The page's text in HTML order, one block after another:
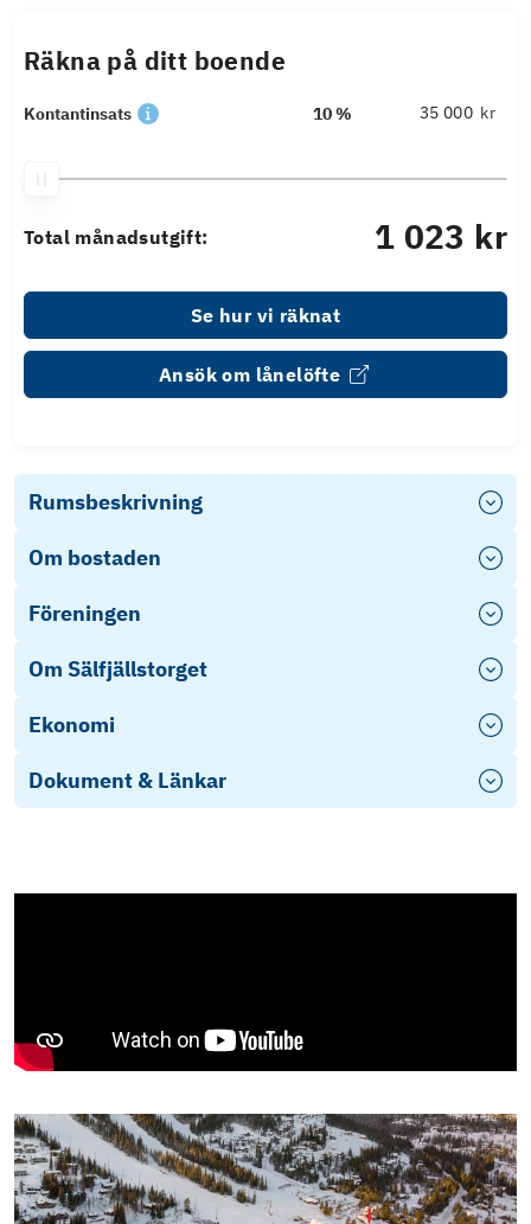
Räkna på ditt boende
Kontantinsats 10 % kr
Total månadsutgift: 1 023 kr
Se hur vi räknat
Ansök om lånelöfte
Rumsbeskrivning
Om bostaden
Föreningen
Om Sälfjällstorget
Ekonomi
Dokument & Länkar